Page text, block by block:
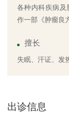
各种内科疾病及
作一部《肿瘤良
擅长
失眠、汗证、发
出诊信息